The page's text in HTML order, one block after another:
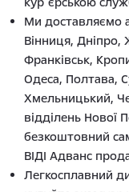
Ми доставляємо
Вінниця,
Франківськ,
Одеса, Полтава,
Хмельницький,
відділень
безкоштовний
ВІДІ Адванс
Легкосплавний